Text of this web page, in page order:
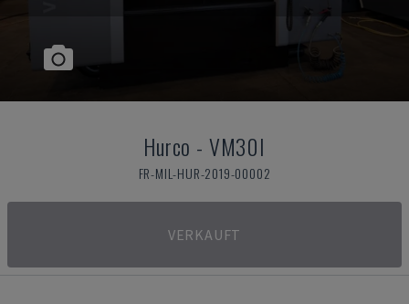
Hurco - VM30I
FR-MIL-HUR-2019-00002
VERKAUFT